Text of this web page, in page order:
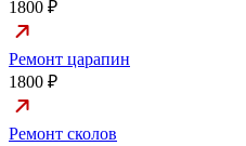
1800 ₽
Ремонт царапин
1800 ₽
Ремонт сколов